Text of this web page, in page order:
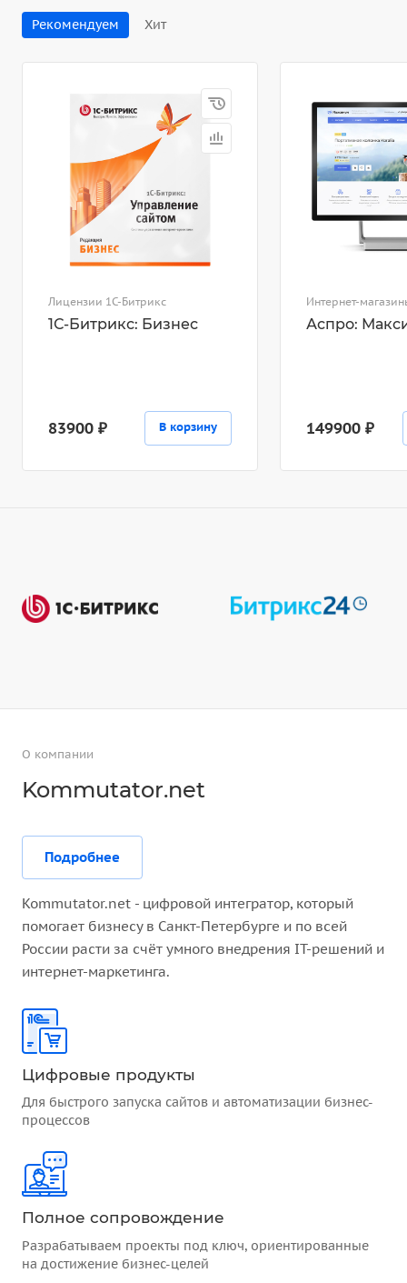
Рекомендуем Хит
Лицензии 1С-Битрикс
1С-Битрикс: Бизнес
83900 ₽ В корзину
Интернет-
Аспро:
149900 ₽
О компании
Kommutator.net
Подробнее
Kommutator.net - цифровой интегратор, который
помогает бизнесу в Санкт-Петербурге и по всей
России расти за счёт умного внедрения IT-решений и
интернет-маркетинга.
Цифровые продукты
Для быстрого запуска сайтов и автоматизации бизнес-
процессов
Полное сопровождение
Разрабатываем проекты под ключ, ориентированные
на достижение бизнес-целей